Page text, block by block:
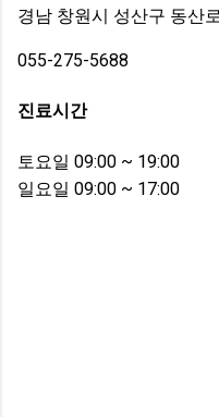
경남 창원시 성산구 동산
055-275-5688
진료시간
토요일 09:00 ~ 19:00
일요일 09:00 ~ 17:00